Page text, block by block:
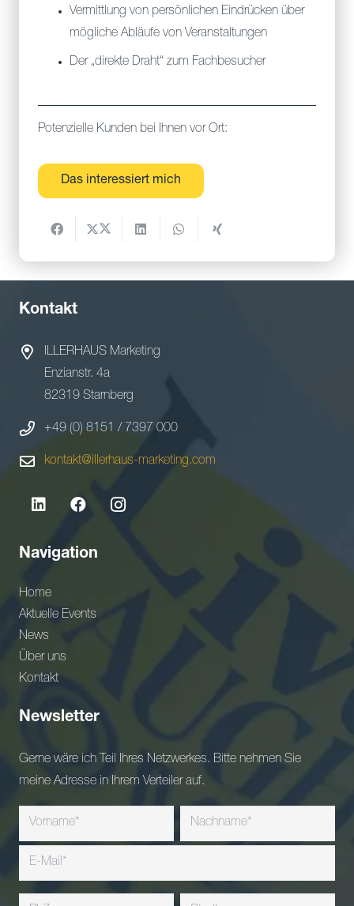
Vermittlung von persönlichen Eindrücken über
mögliche Abläufe von Veranstaltungen
Der „direkte Draht“ zum Fachbesucher
Potenzielle Kunden bei Ihnen vor Ort:
Das interessiert mich
Kontakt
ILLERHAUS Marketing
Enzianstr. 4a
82319 Starnberg
+49 (0) 8151 / 7397 000
kontakt@illerhaus-marketing.com
Navigation
Home
Aktuelle Events
News
Über uns
Kontakt
Newsletter
Gerne wäre ich Teil Ihres Netzwerkes. Bitte nehmen Sie
meine Adresse in Ihrem Verteiler auf.